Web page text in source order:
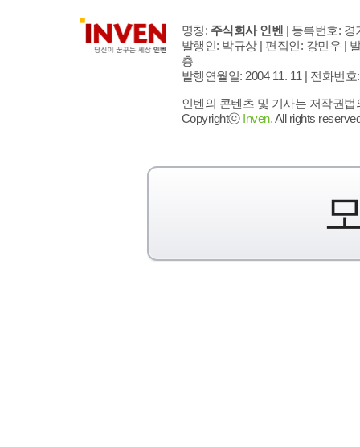
명칭: 주식회사 인벤 | 등록번호: 경
발행인: 박규상 | 편집인: 강민우 |
층
발행연월일: 2004 11. 11 | 전화번호
인벤의 콘텐츠 및 기사는 저작권
Copyrightⓒ Inven.All rights